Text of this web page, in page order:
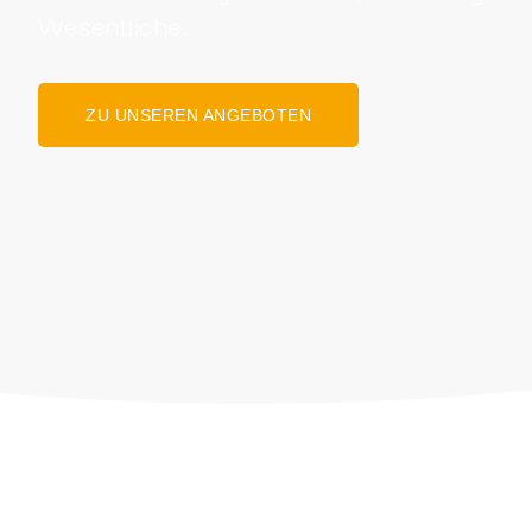
ZU UNSEREN ANGEBOTEN